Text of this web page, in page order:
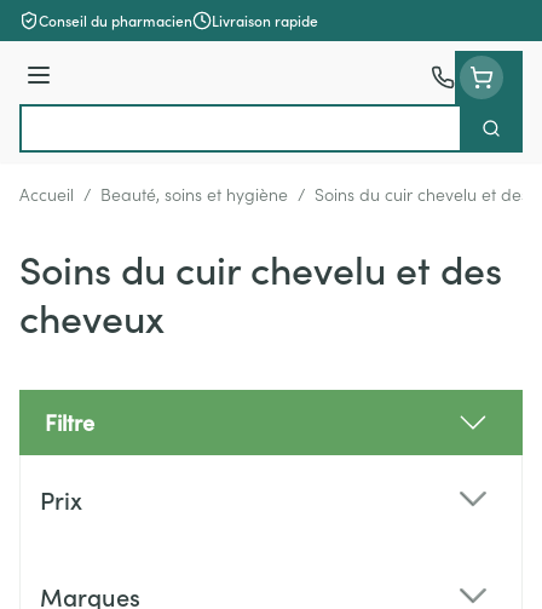
Aller au contenu
Conseil du pharmacien Livraison rapide
Menu
Accueil / Beauté, soins et hygiène / Soins du cuir chevelu et des
Soins du cuir chevelu et des
cheveux
Filtre
Prix
Marques